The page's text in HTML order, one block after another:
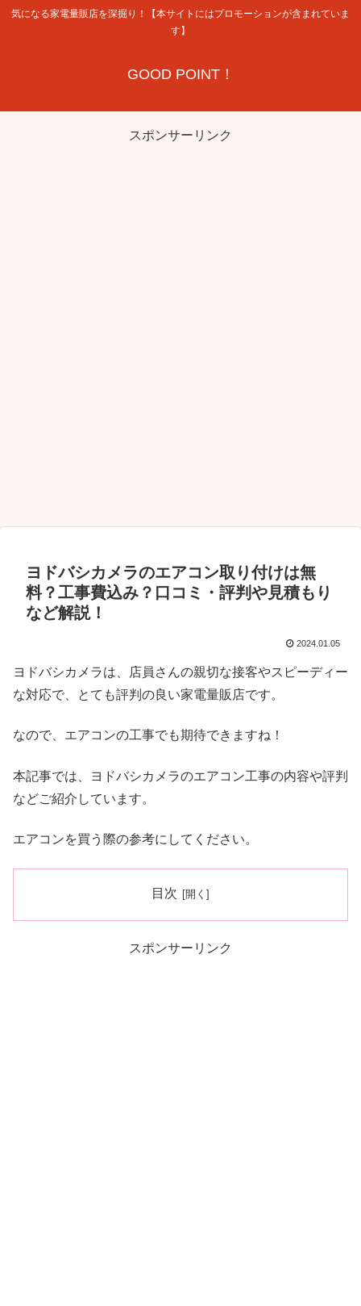
気になる家電量販店を深掘り！【本サイトにはプロモーションが含まれていま
す】
GOOD POINT！
スポンサーリンク
ヨドバシカメラのエアコン取り付けは無
料？工事費込み？口コミ・評判や見積もり
など解説！
2024.01.05
ヨドバシカメラは、店員さんの親切な接客やスピーディー
な対応で、とても評判の良い家電量販店です。
なので、エアコンの工事でも期待できますね！
本記事では、ヨドバシカメラのエアコン工事の内容や評判
などご紹介しています。
エアコンを買う際の参考にしてください。
目次
スポンサーリンク